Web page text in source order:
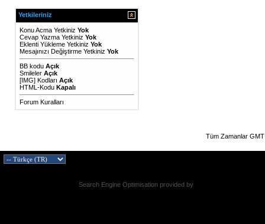
Yetkileriniz
Konu Acma Yetkiniz Yok
Cevap Yazma Yetkiniz Yok
Eklenti Yükleme Yetkiniz Yok
Mesajınızı Değiştirme Yetkiniz Yok
BB kodu Açık
Smileler Açık
[IMG] Kodları Açık
HTML-Kodu Kapalı
Forum Kuralları
Tüm Zamanlar
Search Engine Optimisation provided by